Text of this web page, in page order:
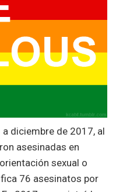
diciembre de 2017, al
asesinadas en
sexual o
76 asesinatos por